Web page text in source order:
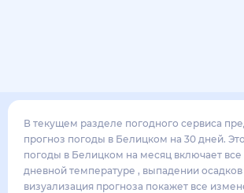
В текущем разделе погодного сервиса
прогноз погоды в Белицком на 30 дней.
погоды в Белицком на месяц включает все
дневной температуре , выпадении
визуализация прогноза покажет все